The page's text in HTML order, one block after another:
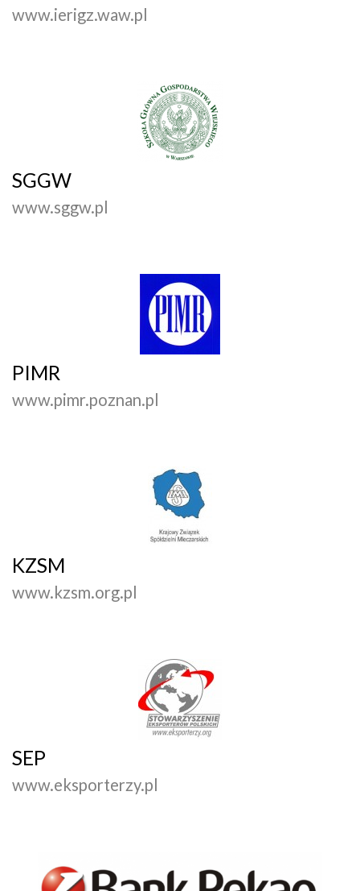
www.ierigz.waw.pl
SGGW
www.sggw.pl
PIMR
www.pimr.poznan.pl
KZSM
www.kzsm.org.pl
SEP
www.eksporterzy.pl